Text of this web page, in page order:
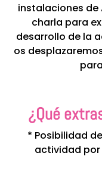
instalaciones de
charla para
desarrollo de la
os
¿Qué
* Posibilidad
actividad por